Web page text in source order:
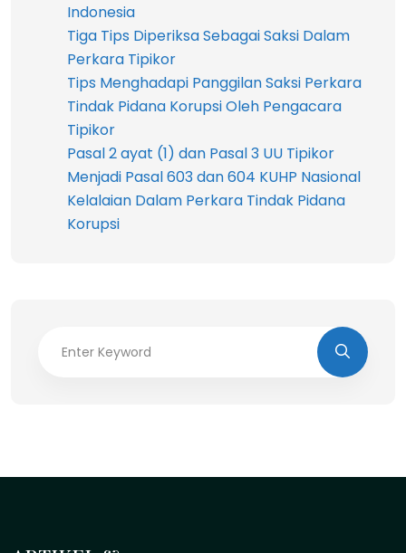
Indonesia
Tiga Tips Diperiksa Sebagai Saksi Dalam
Perkara Tipikor
Tips Menghadapi Panggilan Saksi Perkara
Tindak Pidana Korupsi Oleh Pengacara
Tipikor
Pasal 2 ayat (1) dan Pasal 3 UU Tipikor
Menjadi Pasal 603 dan 604 KUHP Nasional
Kelalaian Dalam Perkara Tindak Pidana
Korupsi